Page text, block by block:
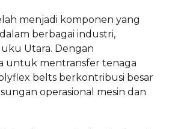
menjadi komponen yang
berbagai industri,
Utara. Dengan
untuk mentransfer tenaga
belts berkontribusi besar
operasional mesin dan